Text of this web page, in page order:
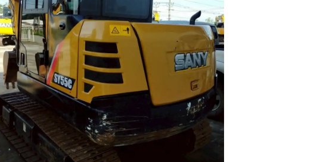
Servizi
Ispezione attrezzature
Spedizioni globali
Sdoganamento